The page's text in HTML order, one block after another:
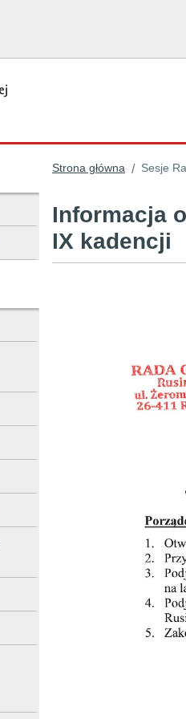
Strona główna / Sesje
Informacja
IX kadencji